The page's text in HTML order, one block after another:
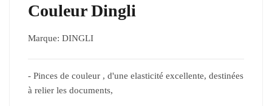
Couleur Dingli
Marque: DINGLI
- Pinces de couleur , d'une elasticité excellente, destinées
à relier les documents,